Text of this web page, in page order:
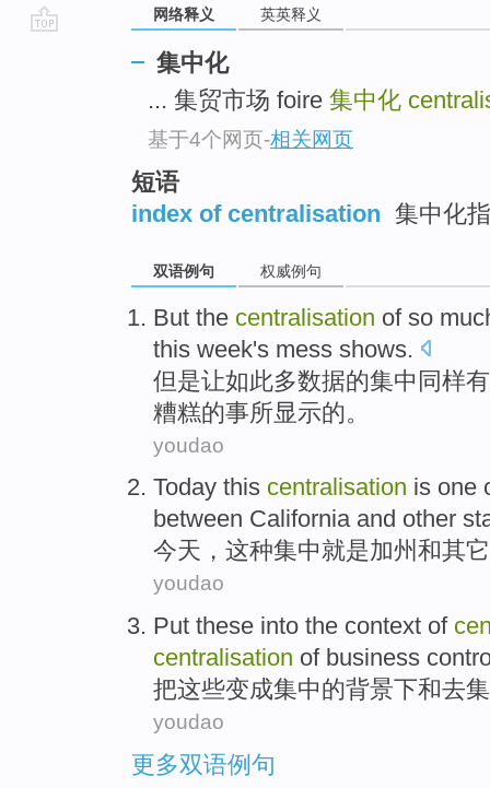
网络释义 英英释义
集中化
... 集贸市场 foire 集中化
基于4个网页-相关网页
短语
index of centralisation 集中化
双语例句 权威例句
But the centralisation of so
this week's mess shows.
但是让如此多数据的集中 同样有
糟糕的事所显示的。
youdao
Today this centralisation is one
between California and other
今天 ， 这种集中就是加州 和其它
youdao
Put these into the context of
centralisation of business
把这些变成集中的背景下和去
youdao
更多双语例句